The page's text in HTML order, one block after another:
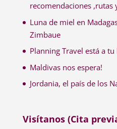
recomendaciones ,rutas
Luna de miel en
Zimbaue
Planning Travel está a tu
Maldivas nos espera!
Jordania, el país de los
Visítanos (Cita